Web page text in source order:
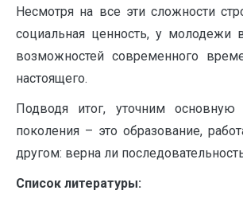
Несмотря на все эти сложности
социальная ценность, у молодежи
возможностей современного
настоящего.
Подводя итог, уточним
поколения – это образование,
другом: верна ли
Список литературы: